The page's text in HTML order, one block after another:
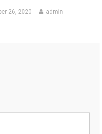
26, 2020 admin